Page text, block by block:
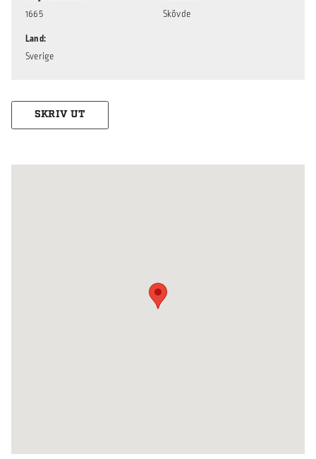
1665
Land
Sverige
Skövde
SKRIV UT